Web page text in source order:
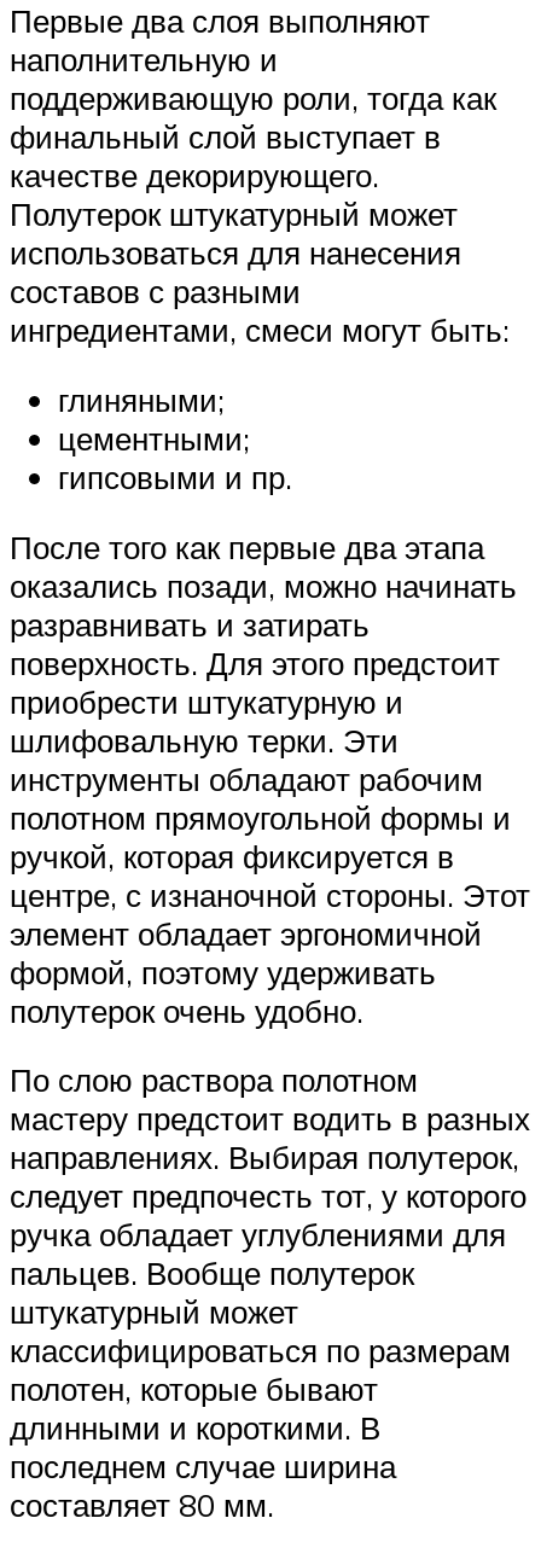
Первые два слоя выполняют
наполнительную и
поддерживающую роли, тогда как
финальный слой выступает в
качестве декорирующего.
Полутерок штукатурный может
использоваться для нанесения
составов с разными
ингредиентами, смеси могут быть:
глиняными;
цементными;
гипсовыми и пр.
После того как первые два этапа
оказались позади, можно начинать
разравнивать и затирать
поверхность. Для этого предстоит
приобрести штукатурную и
шлифовальную терки. Эти
инструменты обладают рабочим
полотном прямоугольной формы и
ручкой, которая фиксируется в
центре, с изнаночной стороны. Этот
элемент обладает эргономичной
формой, поэтому удерживать
полутерок очень удобно.
По слою раствора полотном
мастеру предстоит водить в разных
направлениях. Выбирая полутерок,
следует предпочесть тот, у которого
ручка обладает углублениями для
пальцев. Вообще полутерок
штукатурный может
классифицироваться по размерам
полотен, которые бывают
длинными и короткими. В
последнем случае ширина
составляет 80 мм.